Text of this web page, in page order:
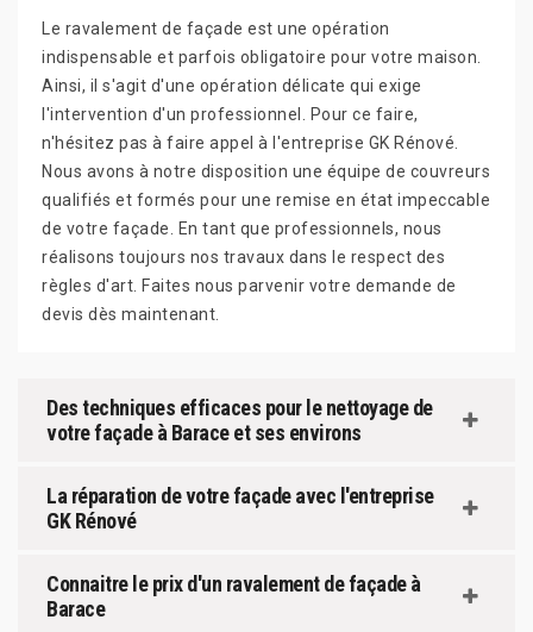
Le ravalement de façade est une opération
indispensable et parfois obligatoire pour votre maison.
Ainsi, il s'agit d'une opération délicate qui exige
l'intervention d'un professionnel. Pour ce faire,
n'hésitez pas à faire appel à l'entreprise GK Rénové.
Nous avons à notre disposition une équipe de couvreurs
qualifiés et formés pour une remise en état impeccable
de votre façade. En tant que professionnels, nous
réalisons toujours nos travaux dans le respect des
règles d'art. Faites nous parvenir votre demande de
devis dès maintenant.
Des techniques efficaces pour le nettoyage de
votre façade à Barace et ses environs
La réparation de votre façade avec l'entreprise
GK Rénové
Connaitre le prix d'un ravalement de façade à
Barace